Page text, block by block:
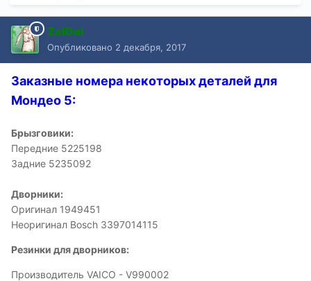
ZelDol
Опубликовано 2 декабря, 2017
Заказные номера некоторых деталей для
Мондео 5:
Брызговики:
Передние 5225198
Задние 5235092
Дворники:
Оригинал 1949451
Неоригинал Bosch 3397014115
Резинки для дворников:
Производитель VAICO - V990002